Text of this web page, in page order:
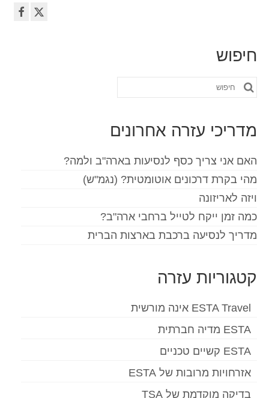
חיפוש
חפש
מדריכי עזרה אחרונים
האם אני צריך כסף לנסיעות בארה"ב ולמה?
מהי בקרת דרכונים אוטומטית? (נגמ"ש)
ויזה לאריזונה
כמה זמן ייקח לטייל ברחבי ארה"ב?
מדריך לנסיעה ברכבת בארצות הברית
קטגוריות עזרה
ESTA Travel אינה מורשית
ESTA מדיה חברתית
ESTA קשיים טכניים
אזרחויות מרובות של ESTA
בדיקה מוקדמת של TSA